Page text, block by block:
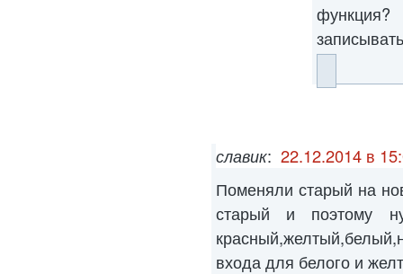
славик: 22.12.2014 в
Поменяли старый на
старый и поэтому
входа для белого и